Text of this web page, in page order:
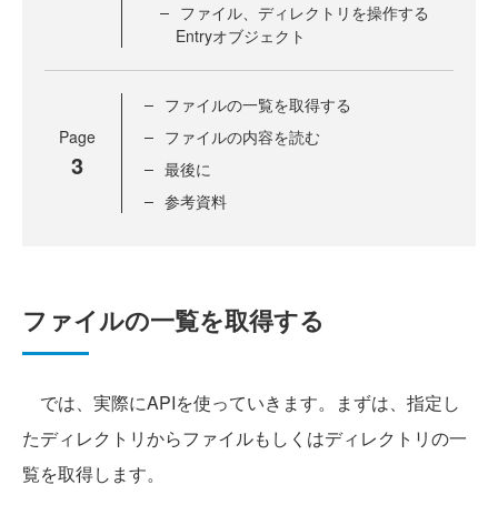
ファイル、ディレクトリを操作する
Entryオブジェクト
Page
3
ファイルの一覧を取得する
ファイルの内容を読む
最後に
参考資料
ファイルの一覧を取得する
では、実際にAPIを使っていきます。まずは、指定し
たディレクトリからファイルもしくはディレクトリの一
覧を取得します。